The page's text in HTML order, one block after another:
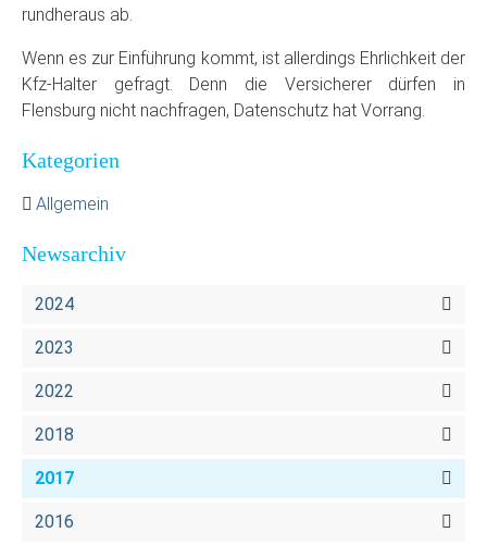
rundheraus ab.
Wenn es zur Einführung kommt, ist allerdings Ehrlichkeit der
Kfz-Halter gefragt. Denn die Versicherer dürfen in
Flensburg nicht nachfragen, Datenschutz hat Vorrang.
Kategorien
Allgemein
Newsarchiv
2024
2023
2022
2018
2017
2016